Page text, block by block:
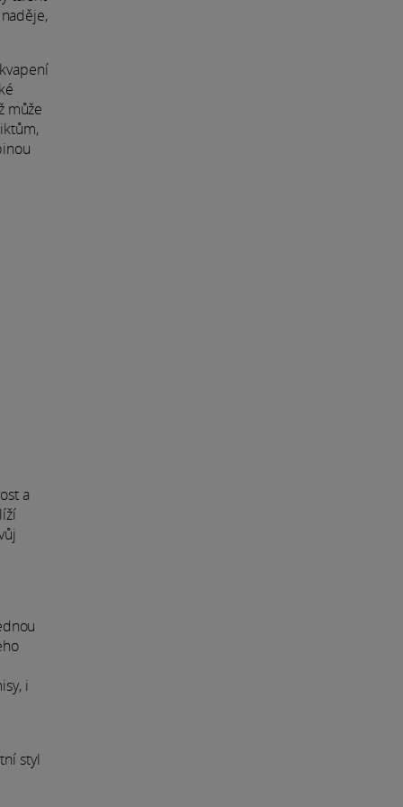
může
a
i
styl